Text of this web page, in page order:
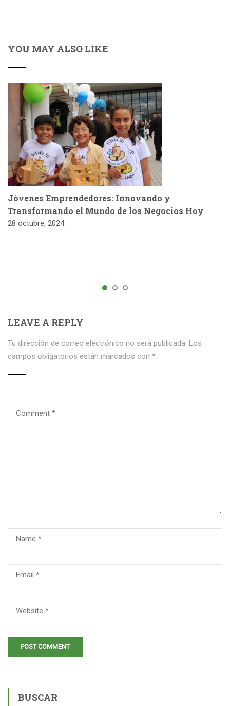
YOU MAY ALSO LIKE
Jóvenes Emprendedores: Innovando y
Transformando el Mundo de los Negocios Hoy
28 octubre, 2024
LEAVE A REPLY
Tu dirección de correo electrónico no será publicada. Los
campos obligatorios están marcados con *
BUSCAR